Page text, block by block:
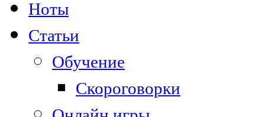
Ноты
Статьи
Обучение
Скороговорки